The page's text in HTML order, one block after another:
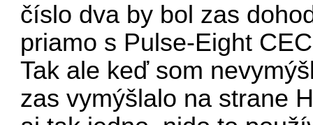
číslo dva by bol zas
priamo s Pulse-Eight
Tak ale keď som
zas vymýšlalo na strane